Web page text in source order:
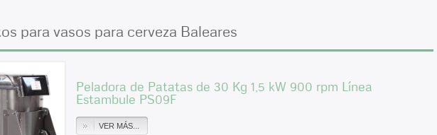
para vasos para cerveza Baleares
Peladora de Patatas de 30 Kg 1,5 kW 900 rpm Línea
Estambule PS09F
VER MÁS...